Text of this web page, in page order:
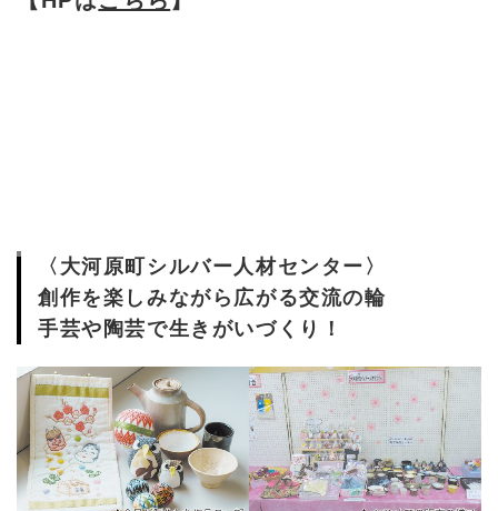
〈大河原町シルバー人材センター〉
創作を楽しみながら広がる交流の輪
手芸や陶芸で生きがいづくり！